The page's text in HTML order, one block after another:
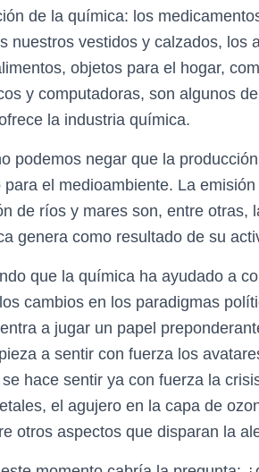
de la química: los
nuestros vestidos y calzados, los
objetos para el hogar,
y computadoras, son algunos
la industria química.
podemos negar que la
el medioambiente. La
de ríos y mares son, entre
genera como resultado de su
que la química ha ayudado a
cambios en los paradigmas
a jugar un papel
a sentir con fuerza los
hace sentir ya con fuerza la
el agujero en la capa de
otros aspectos que disparan la